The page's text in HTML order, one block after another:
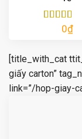
Được xếp
0₫
[title_with_cat
giấy carton”
link=”/hop-giay-